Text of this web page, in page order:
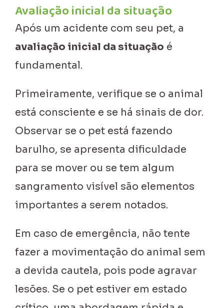
Avaliação inicial da situação
Após um acidente com seu pet, a
avaliação inicial da situação é
fundamental.
Primeiramente, verifique se o animal
está consciente e se há sinais de dor.
Observar se o pet está fazendo
barulho, se apresenta dificuldade
para se mover ou se tem algum
sangramento visível são elementos
importantes a serem notados.
Em caso de emergência, não tente
fazer a movimentação do animal sem
a devida cautela, pois pode agravar
lesões. Se o pet estiver em estado